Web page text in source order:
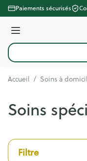
Aller au contenu
Paiements sécurisés
Menu
Rechercher
Accueil / Soins à
Soins
Filtre